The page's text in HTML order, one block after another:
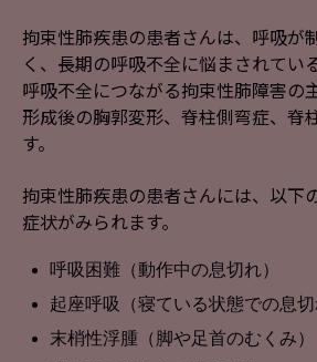
拘束性肺疾患の患者さんは、呼吸が
く、長期の呼吸不全に悩まされてい
呼吸不全につながる拘束性肺障害の
形成後の胸郭変形、脊柱側弯症、脊
す。
拘束性肺疾患の患者さんには、以下
症状がみられます。
呼吸困難（動作中の息切れ）
起座呼吸（寝ている状態での息切
末梢性浮腫（脚や足首のむくみ）